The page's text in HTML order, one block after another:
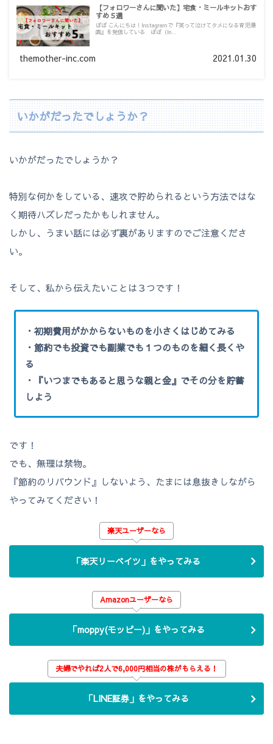
【フォロワーさんに聞いた】宅食・ミールキットおす
すめ５選
ぽぽ こんにちは！Instagramで『笑って泣けてタメになる育児漫
画』を発信している ぽぽ（In...
themother-inc.com 2021.01.30
いかがだったでしょうか？
いかがだったでしょうか？
特別な何かをしている、速攻で貯められるという方法ではな
く期待ハズレだったかもしれません。
しかし、うまい話には必ず裏がありますのでご注意くださ
い。
そして、私から伝えたいことは３つです！
・初期費用がかからないものを小さくはじめてみる
・節約でも投資でも副業でも１つのものを細く長くや
る
・『いつまでもあると思うな親と金』でその分を貯蓄
しよう
です！
でも、無理は禁物。
『節約のリバウンド』しないよう、たまには息抜きしながら
やってみてください！
楽天ユーザーなら
「楽天リーベイツ」をやってみる
Amazonユーザーなら
「moppy(モッピー)」をやってみる
夫婦でやれば2人で6,000円相当の株がもらえる！
「LINE証券」をやってみる